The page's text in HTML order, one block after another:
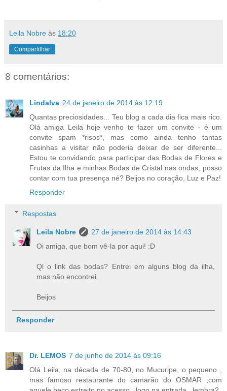
Leila Nobre às 18:20
Compartilhar
8 comentários:
Lindalva 24 de janeiro de 2014 às 12:19
Quantas preciosidades... Teu blog a cada dia fica mais rico.
Olá amiga Leila hoje venho te fazer um convite - é um
convite spam *risos*, mas como ainda tenho tantas
casinhas a visitar não poderia deixar de ser diferente...
Estou te convidando para participar das Bodas de Flores e
Frutas da Ilha e minhas Bodas de Cristal nas ondas, posso
contar com tua presença né? Beijos no coração, Luz e Paz!
Responder
Respostas
Leila Nobre
27 de janeiro de 2014 às 14:43
Oi amiga, que bom vê-la por aqui! :D
Ql o link das bodas? Entrei em alguns blog da ilha,
mas não encontrei.
Beijos
Responder
Dr. LEMOS 7 de junho de 2014 às 09:16
Olá Leila, na década de 70-80, no Mucuripe, o pequeno ,
mas famoso restaurante do camarão do OSMAR ,com